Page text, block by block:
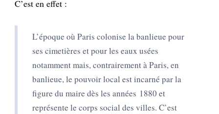
C’est en effet :
L’époque où Paris colonise la banlieue pour
ses cimetières et pour les eaux usées
notamment mais, contrairement à Paris, en
banlieue, le pouvoir local est incarné par la
figure du maire dès les années 1880 et
représente le corps social des villes. C’est